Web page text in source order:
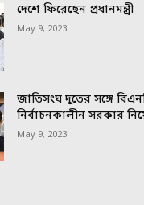
দেশে ফিরেছেন প্রধানমন্ত্রী
May 9, 2023
জাতিসংঘ দূতের সঙ্গে
নির্বাচনকালীন সরকার
May 9, 2023